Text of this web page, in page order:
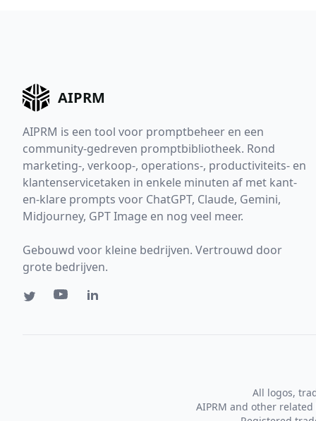
AIPRM
AIPRM is een tool voor promptbeheer en een
community-gedreven promptbibliotheek. Rond
marketing-, verkoop-, operations-, productiviteits- en
klantenservicetaken in enkele minuten af met kant-
en-klare prompts voor ChatGPT, Claude, Gemini,
Midjourney, GPT Image en nog veel meer.
Gebouwd voor kleine bedrijven. Vertrouwd door
grote bedrijven.
All logos,
AIPRM and other